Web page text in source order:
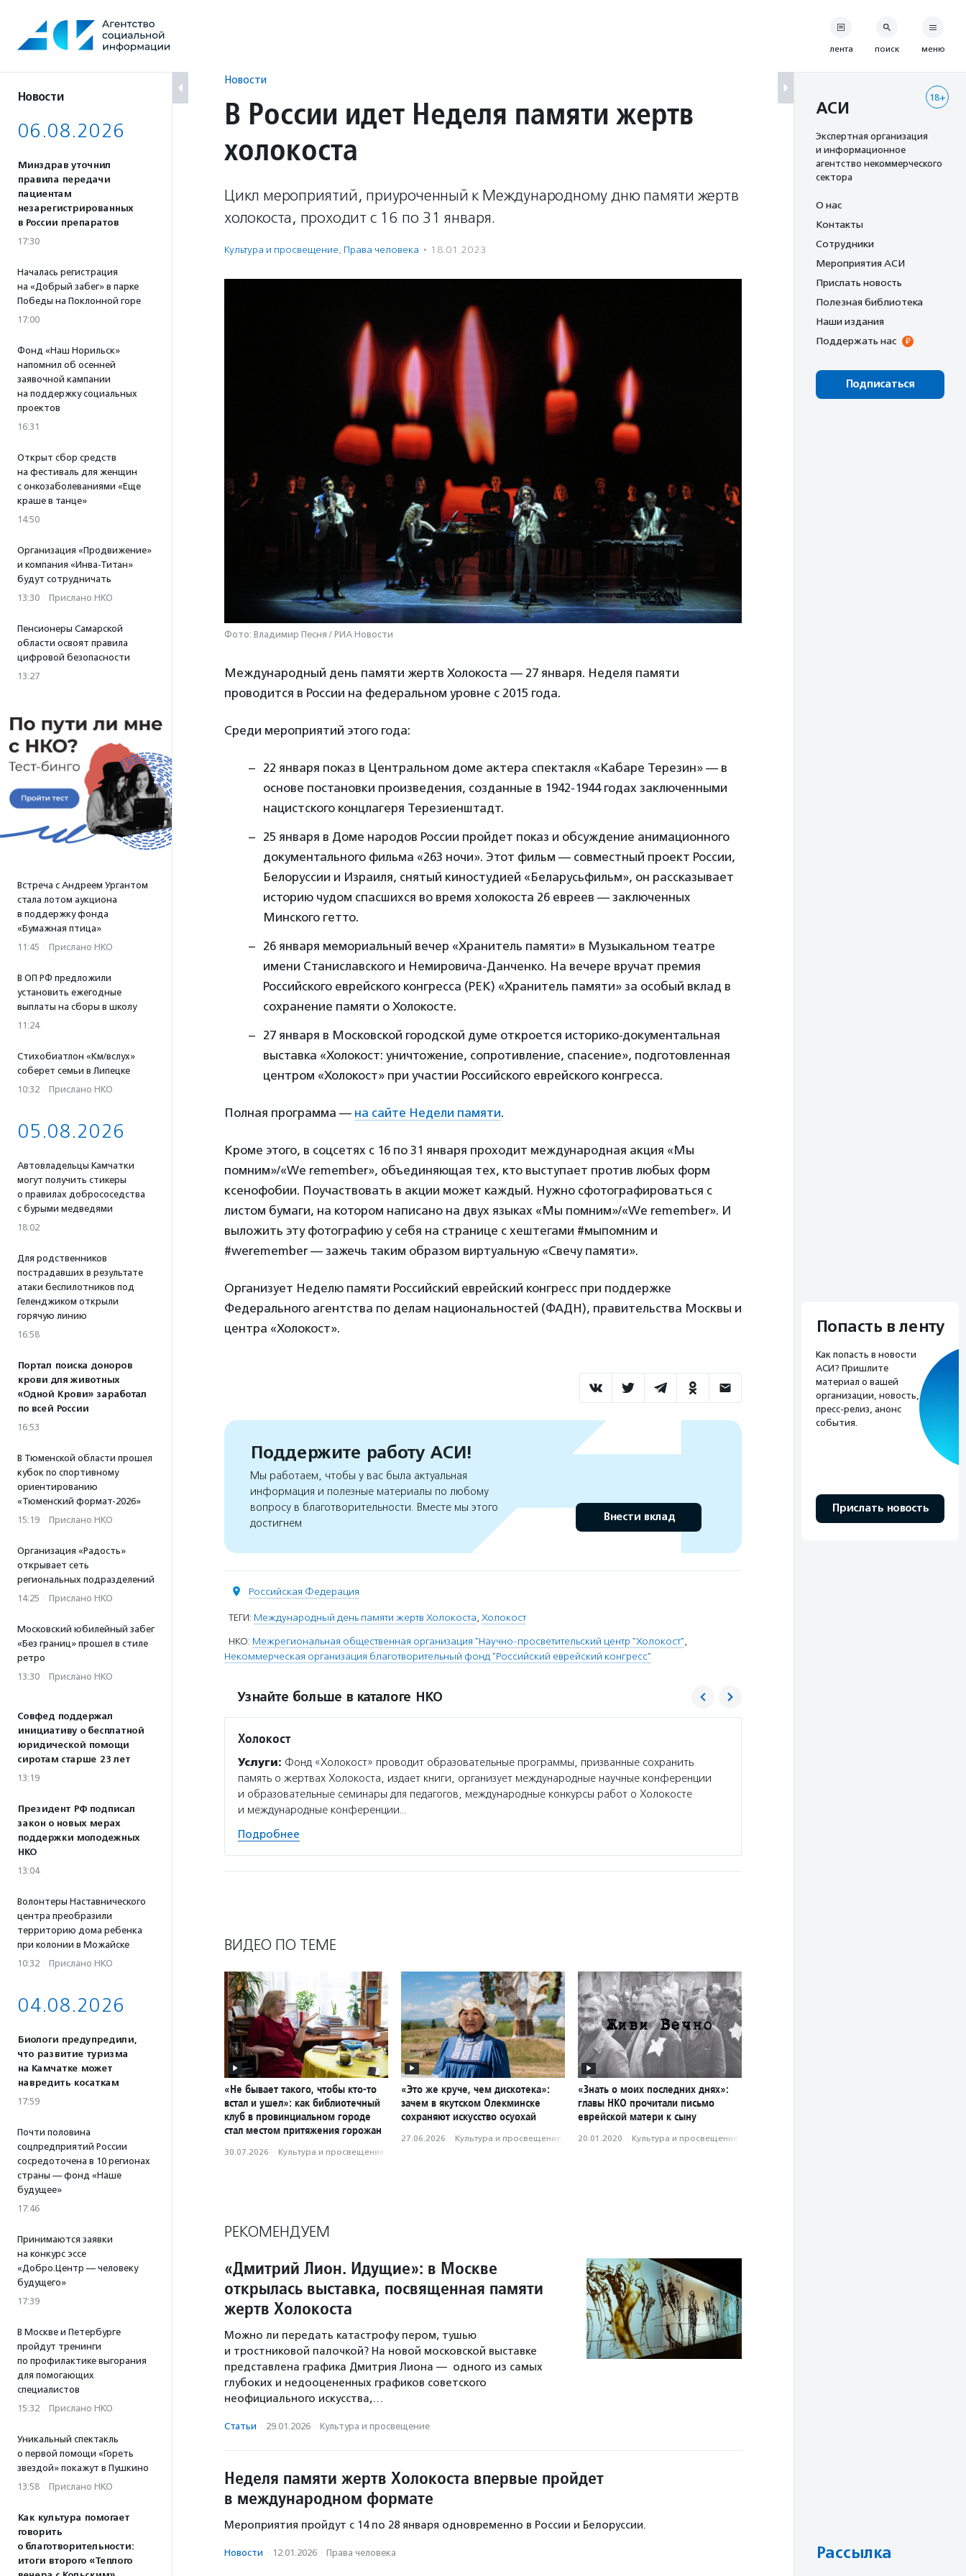
содержанию
Новости
06.08.2026
Минздрав уточнил
правила передачи
пациентам
незарегистрированных
в России препаратов
17:30
Началась регистрация
на «Добрый забег» в парке
Победы на Поклонной горе
17:00
Фонд «Наш Норильск»
напомнил об осенней
заявочной кампании
на поддержку социальных
проектов
16:31
Открыт сбор средств
на фестиваль для женщин
с онкозаболеваниями «Еще
краше в танце»
14:50
Организация «Продвижение»
и компания «Инва-Титан»
будут сотрудничать
13:30 · Прислано НКО
Пенсионеры Самарской
области освоят правила
цифровой безопасности
13:27
Встреча с Андреем Ургантом
стала лотом аукциона
в поддержку фонда
«Бумажная птица»
11:45 · Прислано НКО
В ОП РФ предложили
установить ежегодные
выплаты на сборы в школу
11:24
Стихобиатлон «Км/вслух»
соберет семьи в Липецке
10:32 · Прислано НКО
05.08.2026
Автовладельцы Камчатки
могут получить стикеры
о правилах добрососедства
с бурыми медведями
18:02
Для родственников
пострадавших в результате
атаки беспилотников под
Геленджиком открыли
горячую линию
16:58
Портал поиска доноров
крови для животных
«Одной Крови» заработал
по всей России
16:53
В Тюменской области прошел
кубок по спортивному
ориентированию
«Тюменский формат-2026»
15:19 · Прислано НКО
Организация «Радость»
открывает сеть
региональных подразделений
14:25 · Прислано НКО
Московский юбилейный забег
«Без границ» прошел в стиле
ретро
13:30 · Прислано НКО
Совфед поддержал
инициативу о бесплатной
юридической помощи
сиротам старше 23 лет
13:19
Президент РФ подписал
закон о новых мерах
поддержки молодежных
НКО
13:04
Волонтеры Наставнического
центра преобразили
территорию дома ребенка
при колонии в Можайске
10:32 · Прислано НКО
04.08.2026
Биологи предупредили,
что развитие туризма
на Камчатке может
навредить косаткам
17:59
Почти половина
соцпредприятий России
сосредоточена в 10 регионах
страны — фонд «Наше
будущее»
17:46
Принимаются заявки
на конкурс эссе
«Добро.Центр — человеку
будущего»
17:39
В Москве и Петербурге
пройдут тренинги
по профилактике выгорания
для помогающих
специалистов
15:32 · Прислано НКО
Уникальный спектакль
о первой помощи «Гореть
звездой» покажут в Пушкино
13:58 · Прислано НКО
Как культура помогает
говорить
о благотворительности:
итоги второго «Теплого
Новости
В России идет Неделя памяти жертв
холокоста
Цикл мероприятий, приуроченный к Международному дню памяти жертв
холокоста, проходит с 16 по 31 января.
Культура и просвещение, Права человека · 18.01.2023
Фото: Владимир Песня / РИА Новости
Международный день памяти жертв Холокоста — 27 января. Неделя памяти
проводится в России на федеральном уровне с 2015 года.
Среди мероприятий этого года:
22 января показ в Центральном доме актера спектакля «Кабаре Терезин» — в
основе постановки произведения, созданные в 1942-1944 годах заключенными
нацистского концлагеря Терезиенштадт.
25 января в Доме народов России пройдет показ и обсуждение анимационного
документального фильма «263 ночи». Этот фильм — совместный проект России,
Белоруссии и Израиля, снятый киностудией «Беларусьфильм», он рассказывает
историю чудом спасшихся во время холокоста 26 евреев — заключенных
Минского гетто.
26 января мемориальный вечер «Хранитель памяти» в Музыкальном театре
имени Станиславского и Немировича-Данченко. На вечере вручат премия
Российского еврейского конгресса (РЕК) «Хранитель памяти» за особый вклад в
сохранение памяти о Холокосте.
27 января в Московской городской думе откроется историко-документальная
выставка «Холокост: уничтожение, сопротивление, спасение», подготовленная
центром «Холокост» при участии Российского еврейского конгресса.
Полная программа — на сайте Недели памяти.
Кроме этого, в соцсетях с 16 по 31 января проходит международная акция «Мы
помним»/«We remember», объединяющая тех, кто выступает против любых форм
ксенофобии. Поучаствовать в акции может каждый. Нужно сфотографироваться с
листом бумаги, на котором написано на двух языках «Мы помним»/«We remember». И
выложить эту фотографию у себя на странице с хештегами #мыпомним и
#weremember — зажечь таким образом виртуальную «Свечу памяти».
Организует Неделю памяти Российский еврейский конгресс при поддержке
Федерального агентства по делам национальностей (ФАДН), правительства Москвы и
центра «Холокост».
Поддержите работу АСИ!
Мы работаем, чтобы у вас была актуальная
информация и полезные материалы по любому
вопросу в благотворительности. Вместе мы этого
достигнем
Внести вклад
Российская Федерация
ТЕГИ: Международный день памяти жертв Холокоста, Холокост
НКО: Межрегиональная общественная организация "Научно-просветительский центр "Холокост",
Некоммерческая организация благотворительный фонд "Российский еврейский конгресс"
Узнайте больше в каталоге НКО
Холокост
Услуги: Фонд «Холокост» проводит образовательные программы, призванные сохранить
память о жертвах Холокоста, издает книги, организует международные научные конференции
и образовательные семинары для педагогов, международные конкурсы работ о Холокосте
и международные конференции…
Подробнее
ВИДЕО ПО ТЕМЕ
«Не бывает такого, чтобы кто-то
встал и ушел»: как библиотечный
клуб в провинциальном городе
стал местом притяжения горожан
30.07.2026 · Культура и просвещение
«Это же круче, чем дискотека»:
зачем в якутском Олекминске
сохраняют искусство осуохай
27.06.2026 · Культура и просвещение
«Знать о моих последних днях»:
главы НКО прочитали письмо
еврейской матери к сыну
20.01.2020 · Культура и просвещение
РЕКОМЕНДУЕМ
«Дмитрий Лион. Идущие»: в Москве
открылась выставка, посвященная памяти
жертв Холокоста
Можно ли передать катастрофу пером, тушью
и тростниковой палочкой? На новой московской выставке
представлена графика Дмитрия Лиона — одного из самых
глубоких и недооцененных графиков советского
неофициального искусства,…
Статьи · 29.01.2026 · Культура и просвещение
Неделя памяти жертв Холокоста впервые пройдет
в международном формате
Мероприятия пройдут с 14 по 28 января одновременно в России и Белоруссии.
Новости · 12.01.2026 · Права человека
лента поиск меню
18+
АСИ
Экспертная организация
и информационное
агентство некоммерческого
сектора
О нас
Контакты
Сотрудники
Мероприятия АСИ
Прислать новость
Полезная библиотека
Наши издания
Поддержать нас
Подписаться
Попасть в ленту
Как попасть в новости
АСИ? Пришлите
материал о вашей
организации, новость,
пресс-релиз, анонс
события.
Прислать новость
Рассылка